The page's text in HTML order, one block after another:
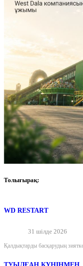
Толығырақ:
WD RESTART
31 шілде 2026
Қалдықтарды басқарудың